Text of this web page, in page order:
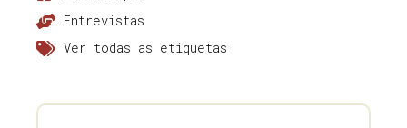
Entrevistas
Ver todas as etiquetas